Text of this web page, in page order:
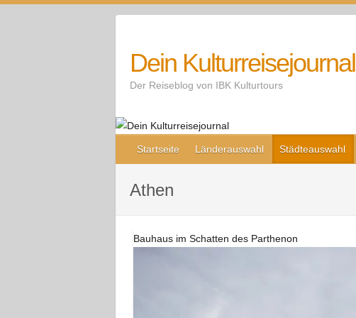
Dein Kulturreisejournal
Der Reiseblog von IBK Kulturtours
Startseite Länderauswahl Städteauswahl
Athen
Bauhaus im Schatten des Parthenon